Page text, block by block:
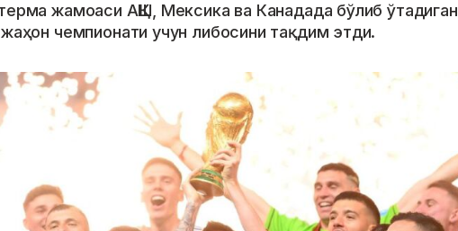
жамоаси АҚШ, Мексика ва Канадада бўлиб ўтадиган
чемпионати учун либосини тақдим этди.